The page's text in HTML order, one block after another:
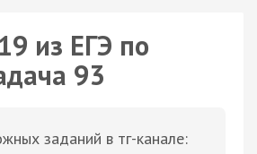
из ЕГЭ по
93
заданий в тг-канале: